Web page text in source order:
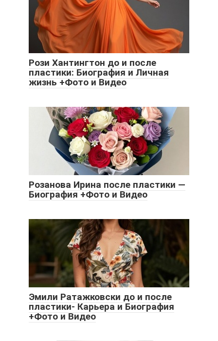
Рози Хантингтон до и после
пластики: Биография и Личная
жизнь +Фото и Видео
Розанова Ирина после пластики —
Биография +Фото и Видео
Эмили Ратажковски до и после
пластики- Карьера и Биография
+Фото и Видео